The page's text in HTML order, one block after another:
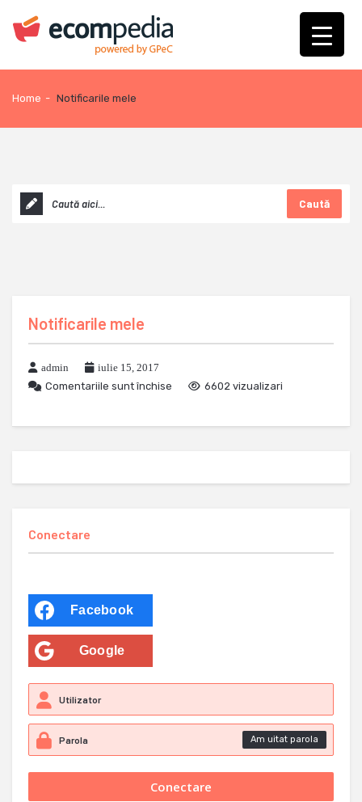
Home - Notificarile mele
Caută
Notificarile mele
admin
iulie 15, 2017
Comentariile sunt închise
6602 vizualizari
Conectare
Facebook
Google
Am uitat parola